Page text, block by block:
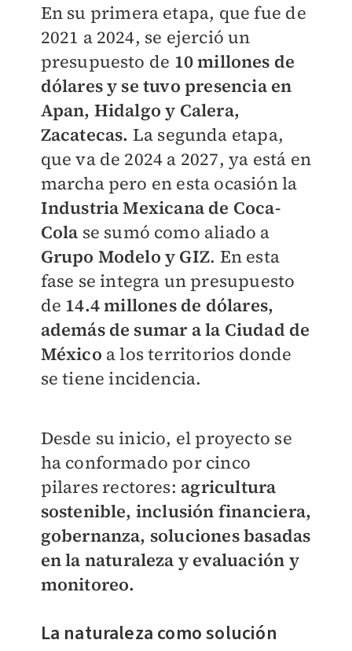
En su primera etapa, que fue de
2021 a 2024, se ejerció un
presupuesto de 10 millones de
dólares y se tuvo presencia en
Apan, Hidalgo y Calera,
Zacatecas. La segunda etapa,
que va de 2024 a 2027, ya está en
marcha pero en esta ocasión la
Industria Mexicana de Coca-
Cola se sumó como aliado a
Grupo Modelo y GIZ. En esta
fase se integra un presupuesto
de 14.4 millones de dólares,
además de sumar a la Ciudad de
México a los territorios donde
se tiene incidencia.
Desde su inicio, el proyecto se
ha conformado por cinco
pilares rectores: agricultura
sostenible, inclusión financiera,
gobernanza, soluciones basadas
en la naturaleza y evaluación y
monitoreo.
La naturaleza como solución